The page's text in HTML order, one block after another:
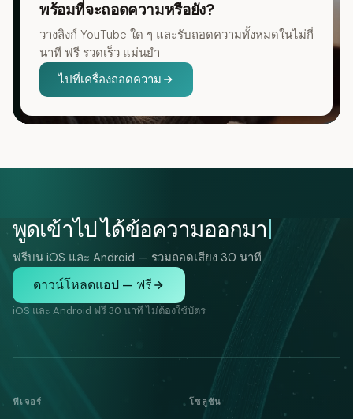
พร้อมที่จะถอดความหรือยัง?
วางลิงก์ YouTube ใด ๆ และรับถอดความทั้งหมดในไม่กี่
นาที ฟรี รวดเร็ว แม่นยำ
ไปที่เครื่องถอดความ
พูดเข้าไป ได้ข้อความออกมา
ฟรีบน iOS และ Android — รวมถอดเสียง 30 นาที
ดาวน์โหลดแอป — ฟรี
iOS และ Android ฟรี 30 นาที ไม่ต้องใช้บัตร
ฟีเจอร์ โซลูชัน